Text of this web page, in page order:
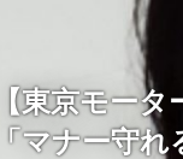
【東京モー
「マナー守